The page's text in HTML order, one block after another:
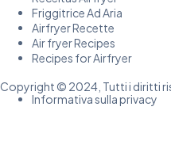
Friggitrice Ad Aria
Airfryer Recette
Air fryer Recipes
Recipes for Airfryer
Copyright © 2024, Tutti i diritti
Informativa sulla privacy